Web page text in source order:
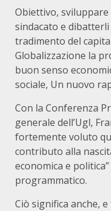
Obiettivo,
sindacato e
tradimento del
Globalizzazione la
buon senso
sociale, Un nuovo
Con la Conferenza
generale dell’Ugl,
fortemente voluto
contributo alla
economica e
programmatico.
Ciò significa anche,